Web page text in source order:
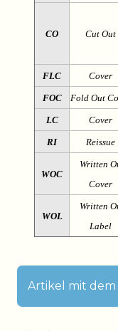
CO Cut Out
FLC Cover
FOC Fold Out
LC Cover
RI Reissue
WOC
Written
Cover
WOL
Written
Label
Artikel mit dem